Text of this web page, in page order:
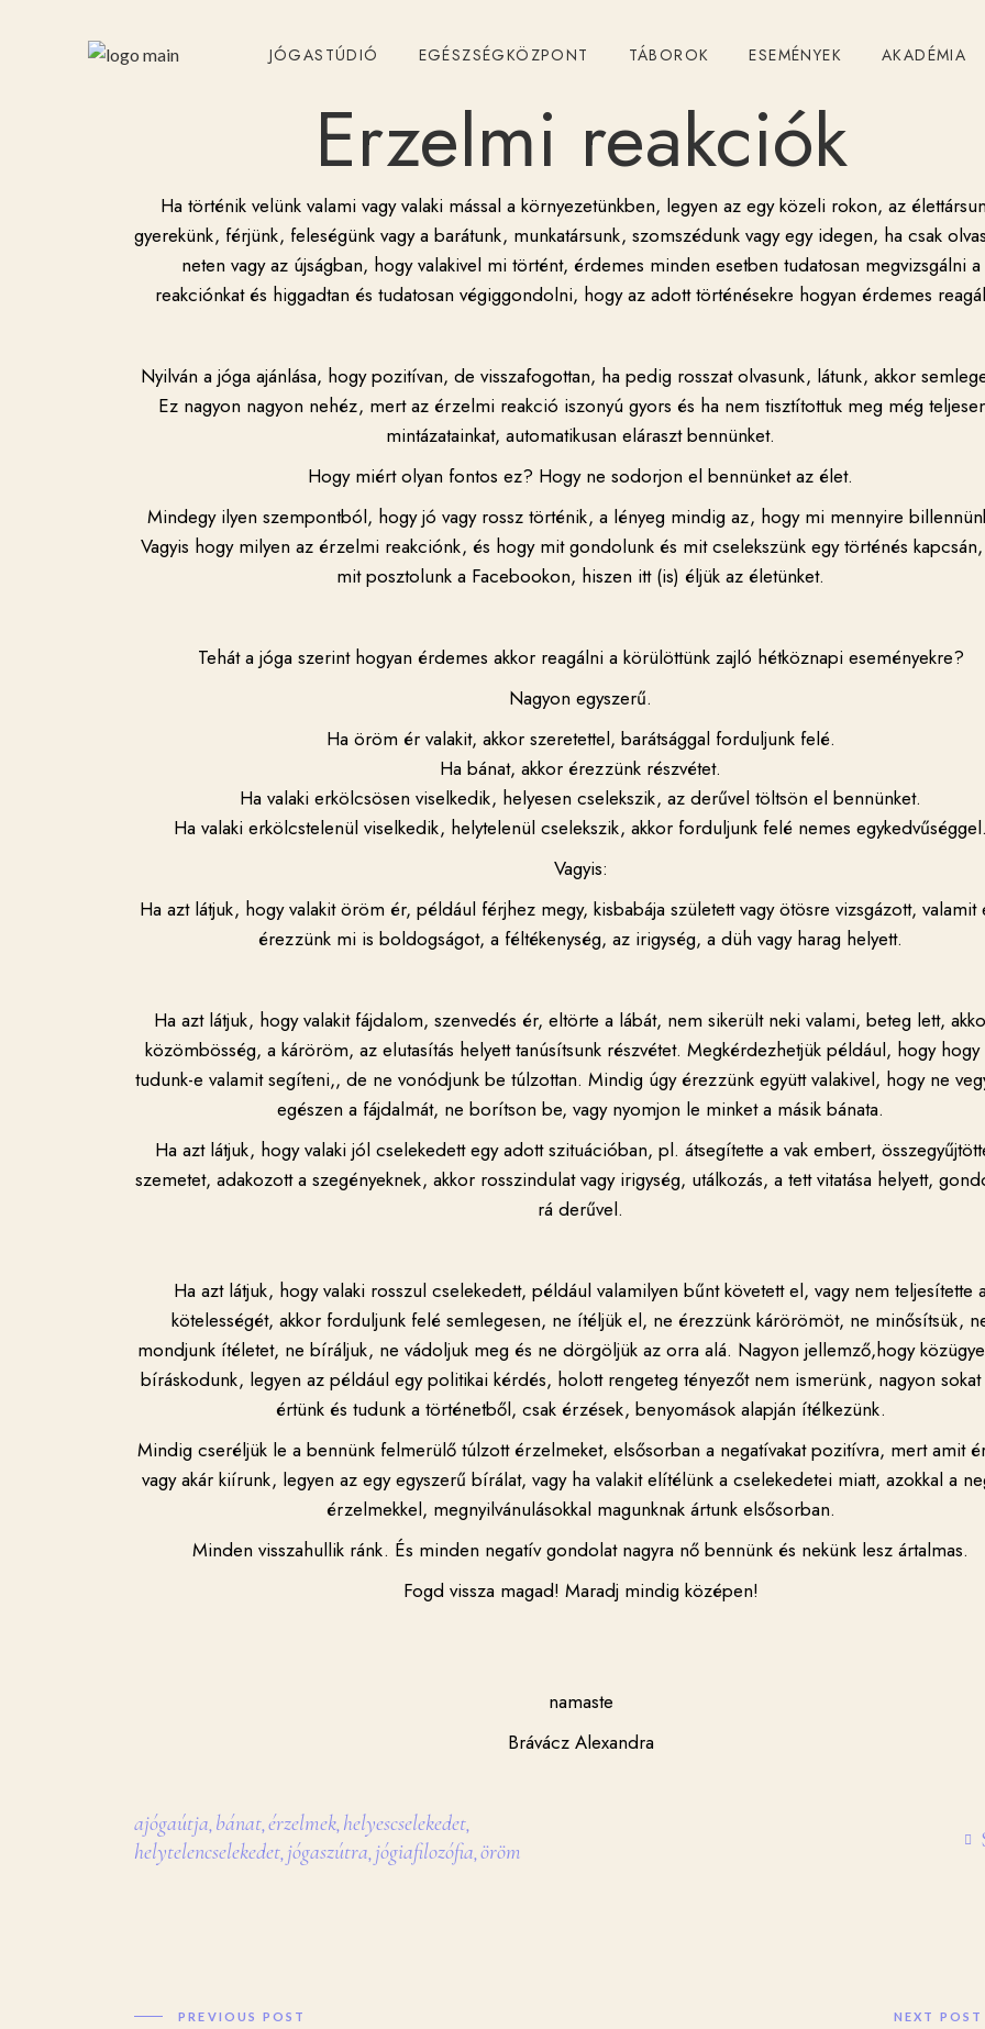
JÓGASTÚDIÓ EGÉSZSÉGKÖZPONT TÁBOROK ESEMÉNYEK AKADÉMIA
Érzelmi reakciók
Ha történik velünk valami vagy valaki mással a környezetünkben, legyen az egy közeli rokon, az
gyerekünk, férjünk, feleségünk vagy a barátunk, munkatársunk, szomszédunk vagy egy idegen, ha csak
neten vagy az újságban, hogy valakivel mi történt, érdemes minden esetben tudatosan megvizsgálni a
reakciónkat és higgadtan és tudatosan végiggondolni, hogy az adott történésekre hogyan érdemes
Nyilván a jóga ajánlása, hogy pozitívan, de visszafogottan, ha pedig rosszat olvasunk, látunk, akkor
Ez nagyon nagyon nehéz, mert az érzelmi reakció iszonyú gyors és ha nem tisztítottuk meg még
mintázatainkat, automatikusan eláraszt bennünket.
Hogy miért olyan fontos ez? Hogy ne sodorjon el bennünket az élet.
Mindegy ilyen szempontból, hogy jó vagy rossz történik, a lényeg mindig az, hogy mi mennyire
Vagyis hogy milyen az érzelmi reakciónk, és hogy mit gondolunk és mit cselekszünk egy történés
mit posztolunk a Facebookon, hiszen itt (is) éljük az életünket.
Tehát a jóga szerint hogyan érdemes akkor reagálni a körülöttünk zajló hétköznapi eseményekre?
Nagyon egyszerű.
Ha öröm ér valakit, akkor szeretettel, barátsággal forduljunk felé.
Ha bánat, akkor érezzünk részvétet.
Ha valaki erkölcsösen viselkedik, helyesen cselekszik, az derűvel töltsön el bennünket.
Ha valaki erkölcstelenül viselkedik, helytelenül cselekszik, akkor forduljunk felé nemes
Vagyis:
Ha azt látjuk, hogy valakit öröm ér, például férjhez megy, kisbabája született vagy ötösre vizsgázott, valamit
érezzünk mi is boldogságot, a féltékenység, az irigység, a düh vagy harag helyett.
Ha azt látjuk, hogy valakit fájdalom, szenvedés ér, eltörte a lábát, nem sikerült neki valami, beteg lett,
közömbösség, a káröröm, az elutasítás helyett tanúsítsunk részvétet. Megkérdezhetjük például, hogy hogy
tudunk-e valamit segíteni,, de ne vonódjunk be túlzottan. Mindig úgy érezzünk együtt valakivel, hogy ne
egészen a fájdalmát, ne borítson be, vagy nyomjon le minket a másik bánata.
Ha azt látjuk, hogy valaki jól cselekedett egy adott szituációban, pl. átsegítette a vak embert,
szemetet, adakozott a szegényeknek, akkor rosszindulat vagy irigység, utálkozás, a tett vitatása helyett,
rá derűvel.
Ha azt látjuk, hogy valaki rosszul cselekedett, például valamilyen bűnt követett el, vagy nem teljesítette
kötelességét, akkor forduljunk felé semlegesen, ne ítéljük el, ne érezzünk kárörömöt, ne minősítsük,
mondjunk ítéletet, ne bíráljuk, ne vádoljuk meg és ne dörgöljük az orra alá. Nagyon jellemző,hogy
bíráskodunk, legyen az például egy politikai kérdés, holott rengeteg tényezőt nem ismerünk, nagyon
értünk és tudunk a történetből, csak érzések, benyomások alapján ítélkezünk.
Mindig cseréljük le a bennünk felmerülő túlzott érzelmeket, elsősorban a negatívakat pozitívra, mert amit
vagy akár kiírunk, legyen az egy egyszerű bírálat, vagy ha valakit elítélünk a cselekedetei miatt, azokkal a
érzelmekkel, megnyilvánulásokkal magunknak ártunk elsősorban.
Minden visszahullik ránk. És minden negatív gondolat nagyra nő bennünk és nekünk lesz ártalmas.
Fogd vissza magad! Maradj mindig középen!
namaste
Brávácz Alexandra
ajógaútja, bánat, érzelmek, helyescselekedet,
helytelencselekedet, jógaszútra, jógiafilozófia, öröm
PREVIOUS POST NEXT POST